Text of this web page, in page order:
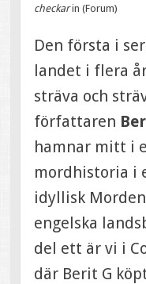
checkarin (Forum)
Den första i
landet i flera
sträva och
författaren
hamnar mitt i
mordhistoria i
idyllisk
engelska
del ett är vi i
där Berit G